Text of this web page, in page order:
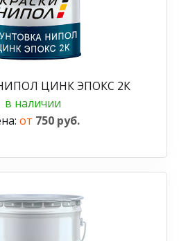
ЦИНК ЭПОКС 2К
в наличии
от 750 руб.